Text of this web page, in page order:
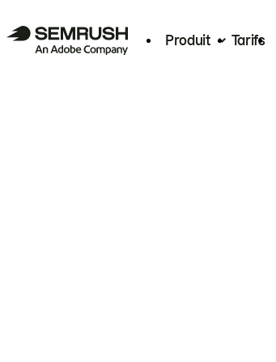
Produit Tarifs